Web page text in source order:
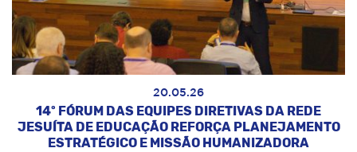
20.05.26
14º FÓRUM DAS EQUIPES DIRETIVAS DA REDE
JESUÍTA DE EDUCAÇÃO REFORÇA PLANEJAMENTO
ESTRATÉGICO E MISSÃO HUMANIZADORA